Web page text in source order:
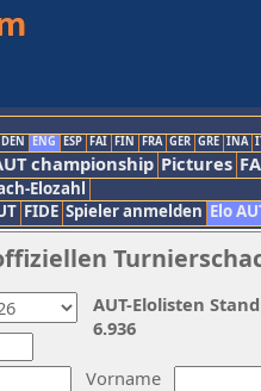
DEN ENG ESP FAI FIN FRA GER GRE INA
championship Pictures
Elozahl
FIDE Spieler anmelden Elo
Vorname
AUT-Elolisten
6.936